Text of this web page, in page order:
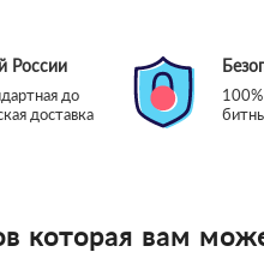
России
до
доставка
которая вам